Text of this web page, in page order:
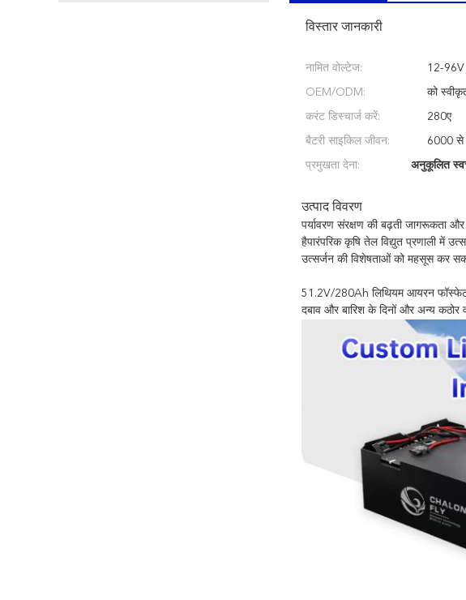
विस्तार जानकारी
नामित वोल्टेज: 12-96V
OEM/ODM: को
करंट डिस्चार्ज करें: 280ए
बैटरी साइकिल जीवन: 6000 से
प्रमुखता देना: अनुकूलित
उत्पाद विवरण
पर्यावरण संरक्षण की बढ़ती जागरूकता और
हैपारंपरिक कृषि तेल विद्युत प्रणाली में
उत्सर्जन की विशेषताओं को महसूस कर
51.2V/280Ah लिथियम आयरन फॉस्फेट
दबाव और बारिश के दिनों और अन्य